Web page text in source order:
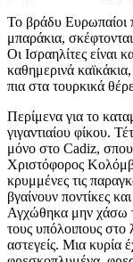
Το βράδυ Ευρωπαίοι
μπαράκια,
Οι Ισραηλίτες είναι
καθημερινά
πια στα τουρκικά
Περίμενα για το
γιγαντιαίου φίκου.
μόνο στο Cadiz,
Χριστόφορος
κρυμμένες τις
βγαίνουν ποντίκες
Αγχώθηκα μην χάσω
τους υπόλοιπους
αστεγείς. Μια κυρία